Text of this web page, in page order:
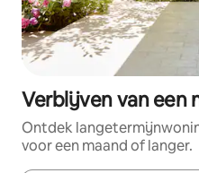
Verblijven van een
Ontdek
voor een maand of langer.